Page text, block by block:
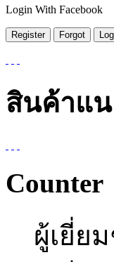
Login With Facebook
สินค้าแ
Counter
ผู้เยี่ย